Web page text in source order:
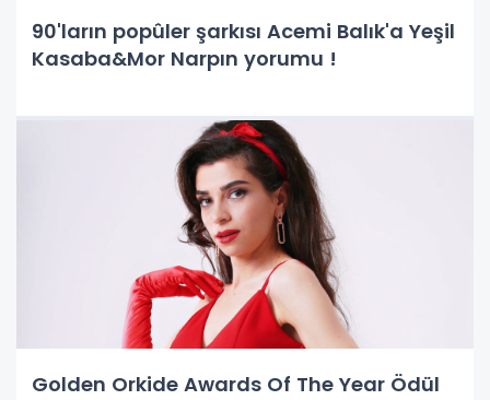
90'ların popûler şarkısı Acemi Balık'a Yeşil
Kasaba&Mor Narpın yorumu !
Golden Orkide Awards Of The Year Ödül